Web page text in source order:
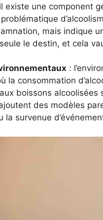
existe une component
mais indique
le destin, et cela
:
la consommation
boissons
des modèles
la survenue